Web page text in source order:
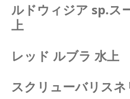
ルドウィジア sp.ス
上
レッド ルブラ 水上
スクリューバリスネ